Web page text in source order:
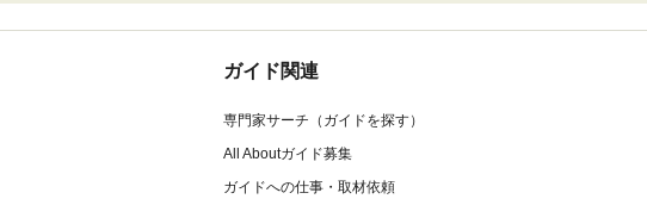
ガイド関連
専門家サーチ（ガイドを探す）
All Aboutガイド募集
ガイドへの仕事・取材依頼